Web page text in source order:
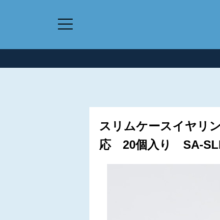
スリムケースイヤリ
応 20個入り SA-